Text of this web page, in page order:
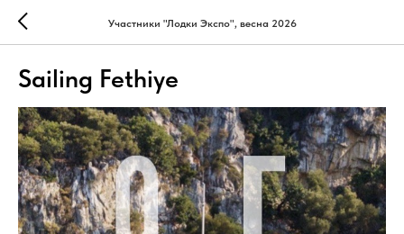
Участники "Лодки Экспо", весна 2026
Sailing Fethiye